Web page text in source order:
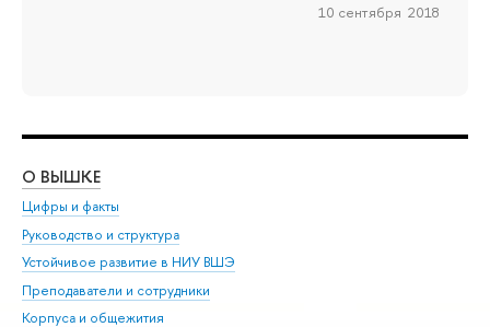
10 сентября 2018
О ВЫШКЕ
Цифры и факты
Руководство и структура
Устойчивое развитие в НИУ ВШЭ
Преподаватели и сотрудники
Корпуса и общежития